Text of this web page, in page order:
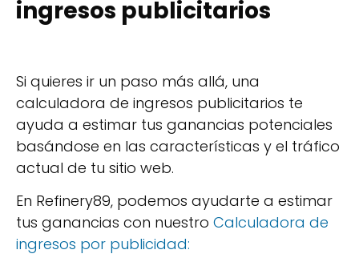
ingresos publicitarios
Si quieres ir un paso más allá, una
calculadora de ingresos publicitarios te
ayuda a estimar tus ganancias potenciales
basándose en las características y el tráfico
actual de tu sitio web.
En Refinery89, podemos ayudarte a estimar
tus ganancias con nuestro Calculadora de
ingresos por publicidad: